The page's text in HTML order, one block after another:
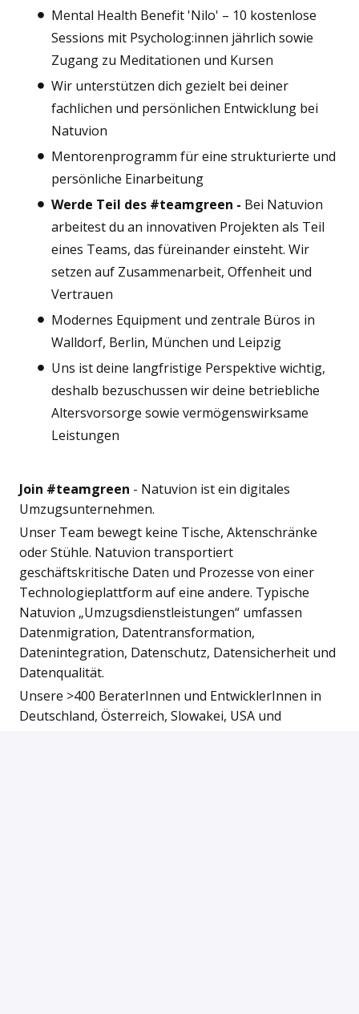
Mental Health Benefit 'Nilo' – 10 kostenlose
Sessions mit Psycholog:innen jährlich sowie
Zugang zu Meditationen und Kursen
Wir unterstützen dich gezielt bei deiner
fachlichen und persönlichen Entwicklung bei
Natuvion
Mentorenprogramm für eine strukturierte und
persönliche Einarbeitung
Werde Teil des #teamgreen - Bei Natuvion
arbeitest du an innovativen Projekten als Teil
eines Teams, das füreinander einsteht. Wir
setzen auf Zusammenarbeit, Offenheit und
Vertrauen
Modernes Equipment und zentrale Büros in
Walldorf, Berlin, München und Leipzig
Uns ist deine langfristige Perspektive wichtig,
deshalb bezuschussen wir deine betriebliche
Altersvorsorge sowie vermögenswirksame
Leistungen
Join #teamgreen - Natuvion ist ein digitales
Umzugsunternehmen.
Unser Team bewegt keine Tische, Aktenschränke
oder Stühle. Natuvion transportiert
geschäftskritische Daten und Prozesse von einer
Technologieplattform auf eine andere. Typische
Natuvion „Umzugsdienstleistungen“ umfassen
Datenmigration, Datentransformation,
Datenintegration, Datenschutz, Datensicherheit und
Datenqualität.
Unsere >400 BeraterInnen und EntwicklerInnen in
Deutschland, Österreich, Slowakei, USA und